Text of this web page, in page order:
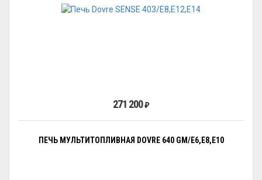
271 200₽
ПЕЧЬ МУЛЬТИТОПЛИВНАЯ DOVRE 640 GM/E6,E8,E10